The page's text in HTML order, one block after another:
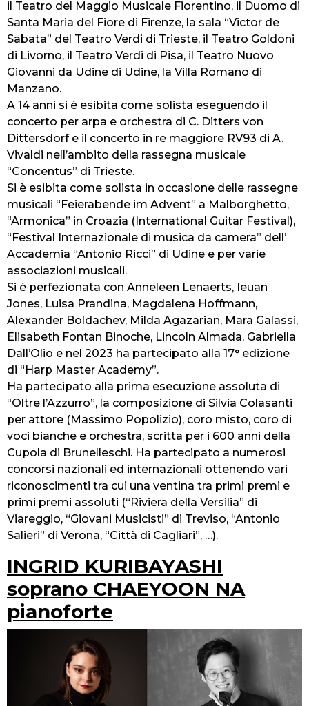
il Teatro del Maggio Musicale Fiorentino, il Duomo di
Santa Maria del Fiore di Firenze, la sala “Victor de
Sabata” del Teatro Verdi di Trieste, il Teatro Goldoni
di Livorno, il Teatro Verdi di Pisa, il Teatro Nuovo
Giovanni da Udine di Udine, la Villa Romano di
Manzano.
A 14 anni si è esibita come solista eseguendo il
concerto per arpa e orchestra di C. Ditters von
Dittersdorf e il concerto in re maggiore RV93 di A.
Vivaldi nell’ambito della rassegna musicale
“Concentus” di Trieste.
Si è esibita come solista in occasione delle rassegne
musicali “Feierabende im Advent” a Malborghetto,
“Armonica” in Croazia (International Guitar Festival),
“Festival Internazionale di musica da camera” dell’
Accademia “Antonio Ricci” di Udine e per varie
associazioni musicali.
Si è perfezionata con Anneleen Lenaerts, Ieuan
Jones, Luisa Prandina, Magdalena Hoffmann,
Alexander Boldachev, Milda Agazarian, Mara Galassi,
Elisabeth Fontan Binoche, Lincoln Almada, Gabriella
Dall’Olio e nel 2023 ha partecipato alla 17° edizione
di “Harp Master Academy”.
Ha partecipato alla prima esecuzione assoluta di
“Oltre l’Azzurro”, la composizione di Silvia Colasanti
per attore (Massimo Popolizio), coro misto, coro di
voci bianche e orchestra, scritta per i 600 anni della
Cupola di Brunelleschi. Ha partecipato a numerosi
concorsi nazionali ed internazionali ottenendo vari
riconoscimenti tra cui una ventina tra primi premi e
primi premi assoluti (“Riviera della Versilia” di
Viareggio, “Giovani Musicisti” di Treviso, “Antonio
Salieri” di Verona, “Città di Cagliari”, …).
INGRID KURIBAYASHI
soprano CHAEYOON NA
pianoforte